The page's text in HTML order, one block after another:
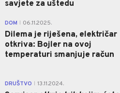
savjete za uštedu
DOM 06.11.2025.
Dilema je riješena, električar
otkriva: Bojler na ovoj
temperaturi smanjuje račun
DRUŠTVO 13.11.2024.